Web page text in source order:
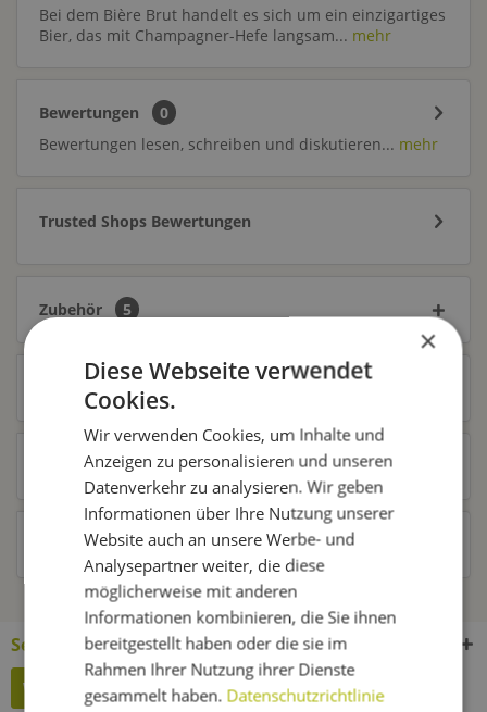
Bei dem Bière Brut handelt es sich um ein einzigartiges
Bier, das mit Champagner-Hefe langsam... mehr
Bewertungen
0
Bewertungen lesen, schreiben und diskutieren... mehr
Trusted Shops Bewertungen
Zubehör 5
Ähnliche Artikel
Kunden kauften auch
Kunden haben sich ebenfalls angesehen
Service Hotline
Widerruf erklären
×
Diese Webseite verwendet
Cookies.
Wir verwenden Cookies, um Inhalte und
Anzeigen zu personalisieren und unseren
Datenverkehr zu analysieren. Wir geben
Informationen über Ihre Nutzung unserer
Website auch an unsere Werbe- und
Analysepartner weiter, die diese
möglicherweise mit anderen
Informationen kombinieren, die Sie ihnen
bereitgestellt haben oder die sie im
Rahmen Ihrer Nutzung ihrer Dienste
gesammelt haben. Datenschutzrichtlinie